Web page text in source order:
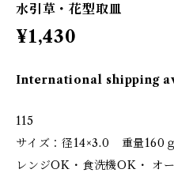
水引草・花型取皿
¥1,430
International shipping
115
サイズ：径14×3.0 重量160ｇ
レンジOK・食洗機OK・ オ